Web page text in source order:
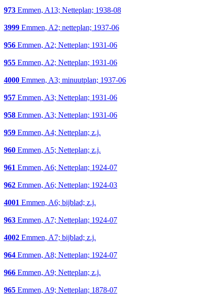
973 Emmen, A13; Netteplan; 1938-08
3999 Emmen, A2; netteplan; 1937-06
956 Emmen, A2; Netteplan; 1931-06
955 Emmen, A2; Netteplan; 1931-06
4000 Emmen, A3; minuutplan; 1937-06
957 Emmen, A3; Netteplan; 1931-06
958 Emmen, A3; Netteplan; 1931-06
959 Emmen, A4; Netteplan; z.j.
960 Emmen, A5; Netteplan; z.j.
961 Emmen, A6; Netteplan; 1924-07
962 Emmen, A6; Netteplan; 1924-03
4001 Emmen, A6; bijblad; z.j.
963 Emmen, A7; Netteplan; 1924-07
4002 Emmen, A7; bijblad; z.j.
964 Emmen, A8; Netteplan; 1924-07
966 Emmen, A9; Netteplan; z.j.
965 Emmen, A9; Netteplan; 1878-07